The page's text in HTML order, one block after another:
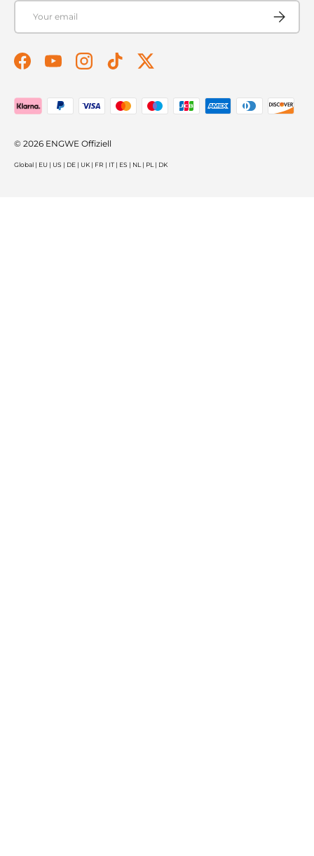
Email
Subscribe
FacebookYouTubeInstagramTikTokTwitter
Payment methods accepted
© 2026 ENGWE Offiziell
Global | EU | US | DE | UK | FR | IT | ES | NL| PL| DK